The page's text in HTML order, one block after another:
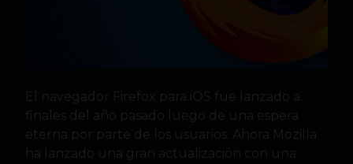
El navegador Firefox para iOS fue lanzado a
finales del año pasado luego de una espera
eterna por parte de los usuarios. Ahora Mozilla
ha lanzado una gran actualización con una